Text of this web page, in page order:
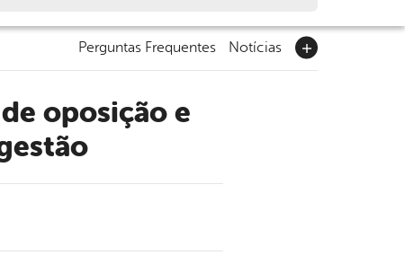
Perguntas Frequentes Notícias